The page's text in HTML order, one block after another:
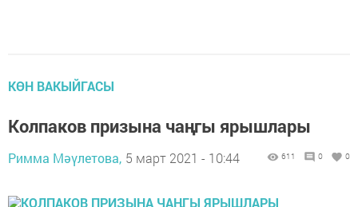
КӨН ВАКЫЙГАСЫ
Колпаков призына чаңгы ярышлары
Римма Мәүлетова, 5 март 2021 - 10:44 611 0 0